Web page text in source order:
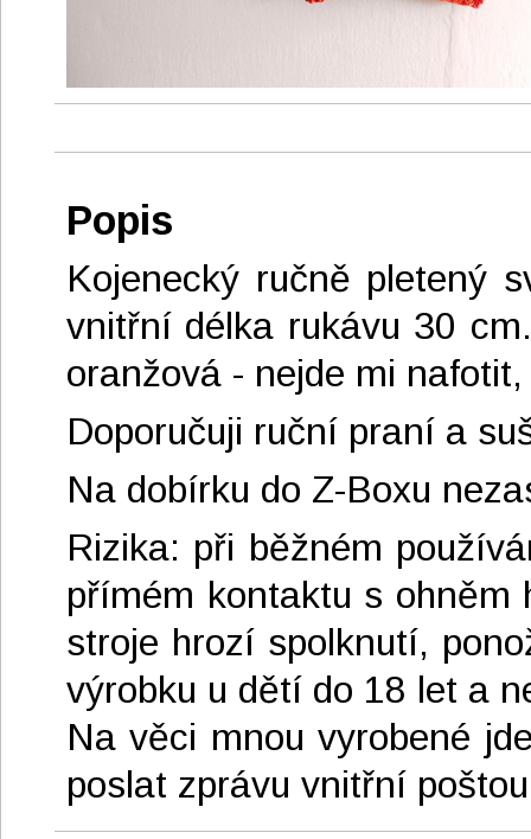
Popis
Kojenecký ručně pletený
vnitřní délka rukávu 30
oranžová - nejde mi
Doporučuji ruční praní a
Na dobírku do Z-Boxu
Rizika: při běžném
přímém kontaktu s ohněm
stroje hrozí spolknutí,
výrobku u dětí do 18 let a
Na věci mnou vyrobené
poslat zprávu vnitřní